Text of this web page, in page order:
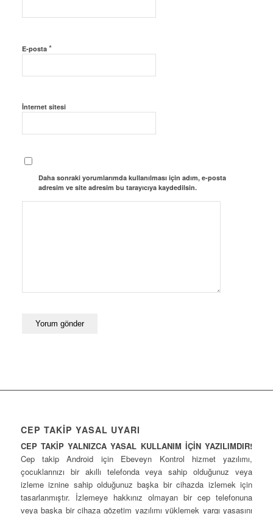
E-posta *
İnternet sitesi
Daha sonraki yorumlarımda kullanılması için adım, e-posta
adresim ve site adresim bu tarayıcıya kaydedilsin.
CEP TAKİP YASAL UYARI
CEP TAKİP YALNIZCA YASAL KULLANIM İÇİN YAZILIMDIR!
Cep takip Android için Ebeveyn Kontrol hizmet yazılımı,
çocuklarınızı bir akıllı telefonda veya sahip olduğunuz veya
izleme iznine sahip olduğunuz başka bir cihazda izlemek için
tasarlanmıştır. İzlemeye hakkınız olmayan bir cep telefonuna
veya başka bir cihaza gözetim yazılımı yüklemek yargı yasasını